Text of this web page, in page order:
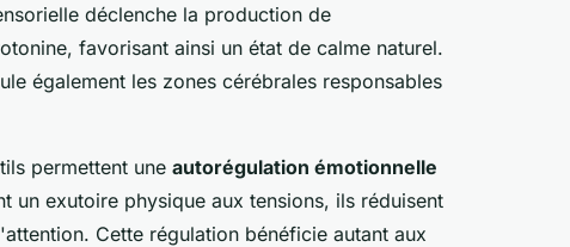
déclenche la production de
favorisant ainsi un état de calme naturel.
également les zones cérébrales responsables
permettent une autorégulation émotionnelle
un exutoire physique aux tensions, ils réduisent
Cette régulation bénéficie autant aux